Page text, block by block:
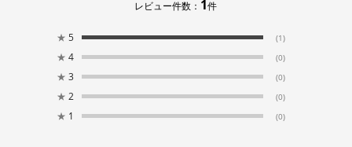
レビュー件数： 1件
★ 5 (1)
★ 4 (0)
★ 3 (0)
★ 2 (0)
★ 1 (0)